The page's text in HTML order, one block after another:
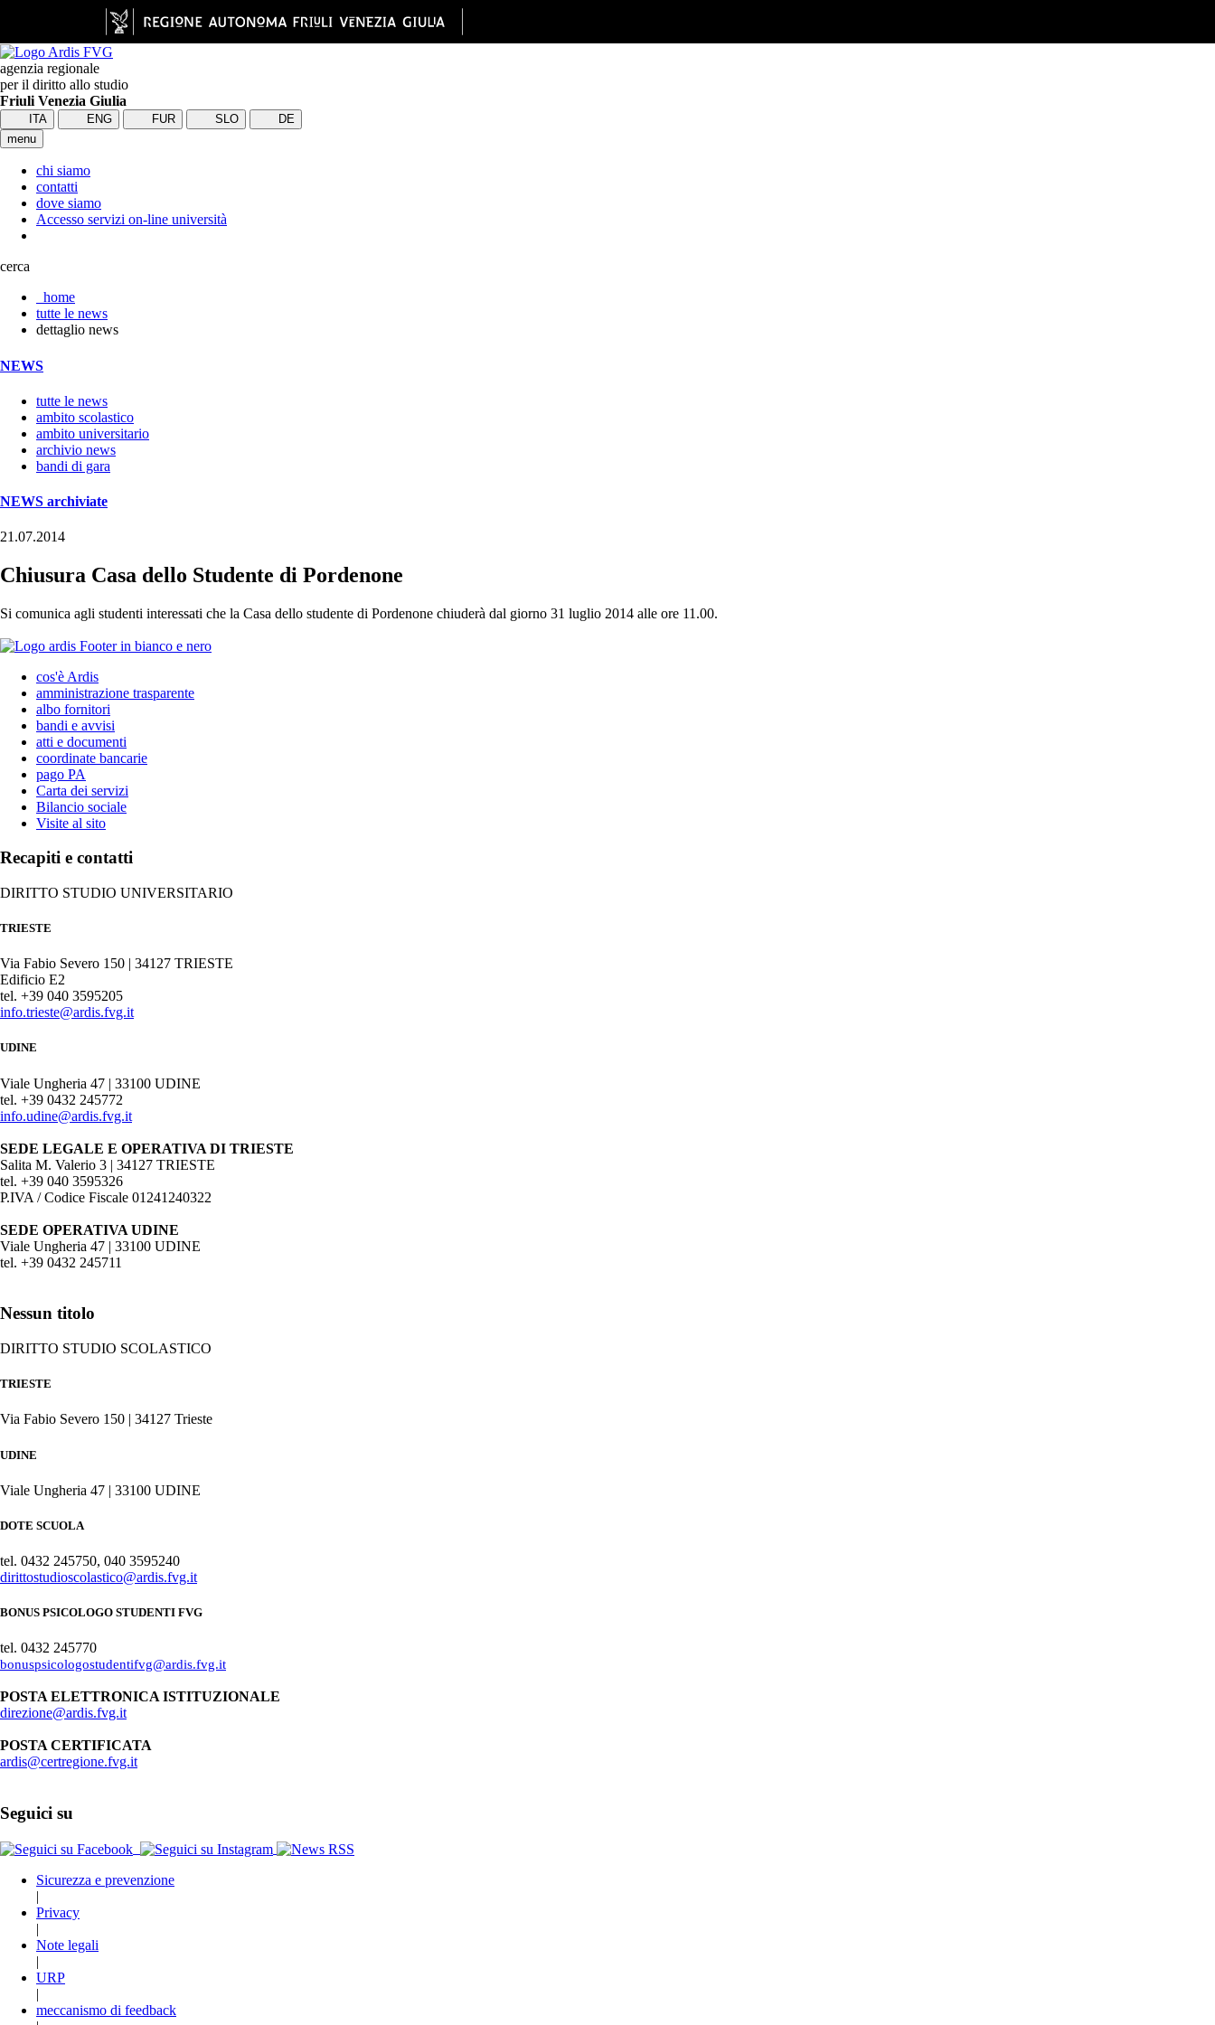
agenzia regionale
per il diritto allo studio
Friuli Venezia Giulia
ITA ENG FUR SLO
DE
menu
chi siamo
contatti
dove siamo
Accesso servizi on-line università
cerca
home
tutte le news
dettaglio news
NEWS
tutte le news
ambito scolastico
ambito universitario
archivio news
bandi di gara
NEWS archiviate
21.07.2014
Chiusura Casa dello Studente di Pordenone
Si comunica agli studenti interessati che la Casa dello studente di Pordenone chiuderà dal giorno 31 luglio 2014 alle ore 11.00.
cos'è Ardis
amministrazione trasparente
albo fornitori
bandi e avvisi
atti e documenti
coordinate bancarie
pago PA
Carta dei servizi
Bilancio sociale
Visite al sito
Recapiti e contatti
DIRITTO STUDIO UNIVERSITARIO
TRIESTE
Via Fabio Severo 150 | 34127 TRIESTE
Edificio E2
tel. +39 040 3595205
info.trieste@ardis.fvg.it
UDINE
Viale Ungheria 47 | 33100 UDINE
tel. +39 0432 245772
info.udine@ardis.fvg.it
SEDE LEGALE E OPERATIVA DI TRIESTE
Salita M. Valerio 3 | 34127 TRIESTE
tel. +39 040 3595326
P.IVA / Codice Fiscale 01241240322
SEDE OPERATIVA UDINE
Viale Ungheria 47 | 33100 UDINE
tel. +39 0432 245711
Nessun titolo
DIRITTO STUDIO SCOLASTICO
TRIESTE
Via Fabio Severo 150 | 34127 Trieste
UDINE
Viale Ungheria 47 | 33100 UDINE
DOTE SCUOLA
tel. 0432 245750, 040 3595240
dirittostudioscolastico@ardis.fvg.it
BONUS PSICOLOGO STUDENTI FVG
tel. 0432 245770
bonuspsicologostudentifvg@ardis.fvg.it
POSTA ELETTRONICA ISTITUZIONALE
direzione@ardis.fvg.it
POSTA CERTIFICATA
ardis@certregione.fvg.it
Seguici su
Sicurezza e prevenzione
|
Privacy
|
Note legali
|
URP
|
meccanismo di feedback